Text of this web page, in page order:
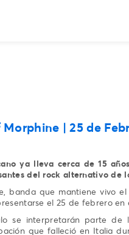
Morphine | 25 de
ya lleva cerca de 15
del rock alternativo de
banda que mantiene vivo
el 25 de febrero en
se interpretarán parte de
que falleció en Italia